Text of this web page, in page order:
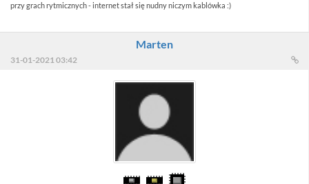
przy grach rytmicznych - internet stał się nudny niczym kablówka :)
Marten
31-01-2021 03:42